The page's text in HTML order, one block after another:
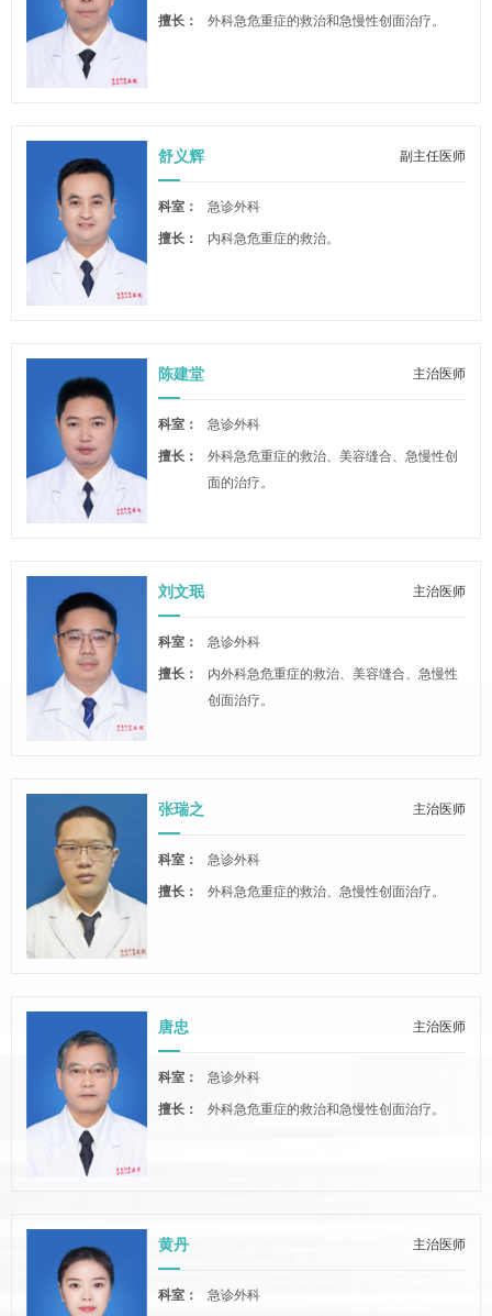
擅长：
外科急危重症的救治和急慢性创面治疗。
舒义辉 副主任医师
科室：
急诊外科
擅长：
内科急危重症的救治。
陈建堂 主治医师
科室：
急诊外科
擅长：
外科急危重症的救治、美容缝合、急慢性创
面的治疗。
刘文珉 主治医师
科室：
急诊外科
擅长：
内外科急危重症的救治、美容缝合、急慢性
创面治疗。
张瑞之 主治医师
科室：
急诊外科
擅长：
外科急危重症的救治、急慢性创面治疗。
唐忠 主治医师
科室：
急诊外科
擅长：
外科急危重症的救治和急慢性创面治疗。
黄丹 主治医师
科室：
急诊外科